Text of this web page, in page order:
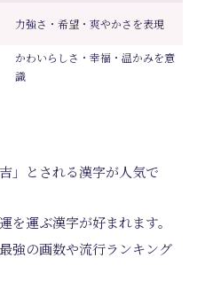
力強さ・希望・爽やかさを表現
かわいらしさ・幸福・温かみを意
識
」とされる漢字が人気で
を運ぶ漢字が好まれます。
強の画数や流行ランキング